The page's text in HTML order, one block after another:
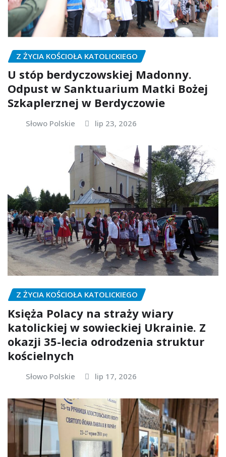
Z ŻYCIA KOŚCIOŁA KATOLICKIEGO
U stóp berdyczowskiej Madonny.
Odpust w Sanktuarium Matki Bożej
Szkaplerznej w Berdyczowie
Słowo Polskie lip 23, 2026
Z ŻYCIA KOŚCIOŁA KATOLICKIEGO
Księża Polacy na straży wiary
katolickiej w sowieckiej Ukrainie. Z
okazji 35-lecia odrodzenia struktur
kościelnych
Słowo Polskie lip 17, 2026